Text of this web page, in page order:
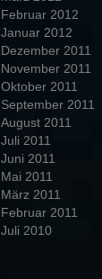
Februar 2012
Januar 2012
Dezember 2011
November 2011
Oktober 2011
September 2011
August 2011
Juli 2011
Juni 2011
Mai 2011
März 2011
Februar 2011
Juli 2010